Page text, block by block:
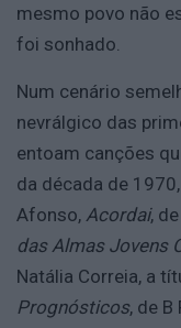
mesmo povo não
foi sonhado.
Num cenário
nevrálgico das
entoam canções
da década de
Afonso, Acordai,
das Almas Jovens
Natália Correia, a
Prognósticos, de B